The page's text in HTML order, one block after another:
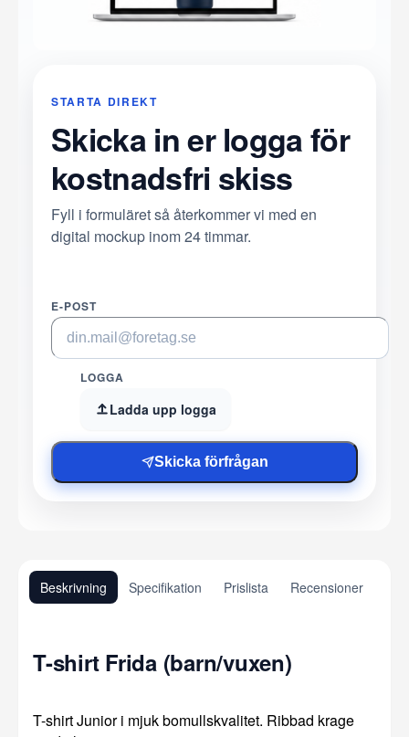
STARTA DIREKT
Skicka in er logga för
kostnadsfri skiss
Fyll i formuläret så återkommer vi med en
digital mockup inom 24 timmar.
E-POST
LOGGA
Ladda upp logga
Skicka förfrågan
Beskrivning Specifikation Prislista Recensioner
T-shirt Frida (barn/vuxen)
T-shirt Junior i mjuk bomullskvalitet. Ribbad krage